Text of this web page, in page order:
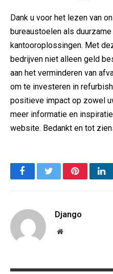
Dank u voor het lezen van
bureaustoelen als
kantooroplossingen. Met
bedrijven niet alleen geld
aan het verminderen van
om te investeren in
positieve impact op zowel
meer informatie en
website. Bedankt en tot
FacebookTwitterPinterest
Django
Website